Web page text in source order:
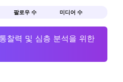
팔로우 수 미디어 수
찰력 및 심층 분석을 위한